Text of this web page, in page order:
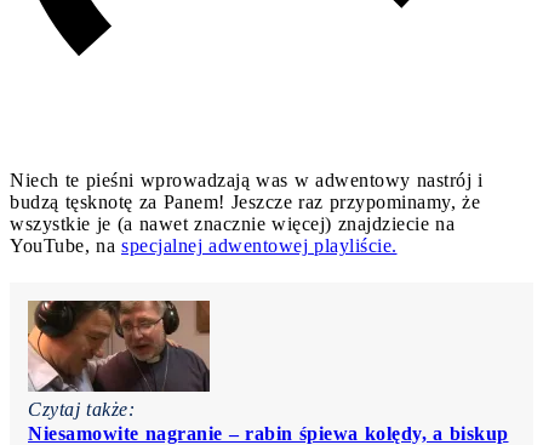
Niech te pieśni wprowadzają was w adwentowy nastrój i
budzą tęsknotę za Panem! Jeszcze raz przypominamy, że
wszystkie je (a nawet znacznie więcej) znajdziecie na
YouTube, na specjalnej adwentowej playliście.
Czytaj także:
Niesamowite nagranie – rabin śpiewa kolędy, a biskup